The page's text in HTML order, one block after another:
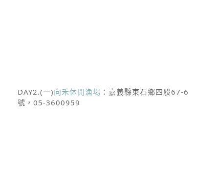
DAY2.(一)向禾休閒漁場 ：嘉義縣東石鄉四股67-6
號，05-3600959